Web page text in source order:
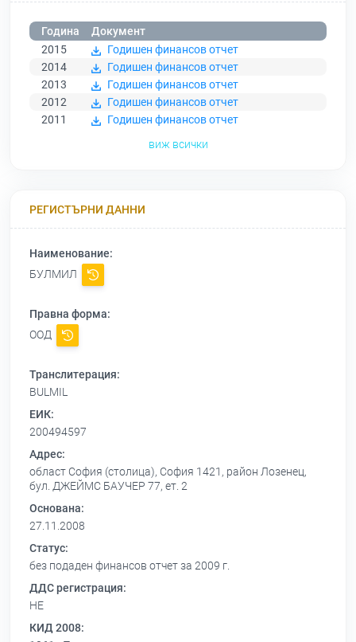
Година
Документ
2015
Годишен финансов отчет
2014
Годишен финансов отчет
2013
Годишен финансов отчет
2012
Годишен финансов отчет
2011
Годишен финансов отчет
виж всички
РЕГИСТЪРНИ ДАННИ
Наименование:
БУЛМИЛ
Правна форма:
ООД
Транслитерация:
BULMIL
ЕИК:
200494597
Адрес:
област София (столица), София 1421, район Лозенец,
бул. ДЖЕЙМС БАУЧЕР 77, ет. 2
Основана:
27.11.2008
Статус:
без подаден финансов отчет за 2009 г.
ДДС регистрация:
НЕ
КИД 2008: